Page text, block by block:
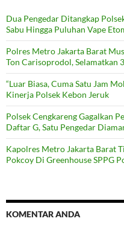
Dua Pengedar Ditangkap
Sabu Hingga Puluhan Vape
Polres Metro Jakarta Barat
Ton Carisoprodol, Selamatkan
“Luar Biasa, Cuma Satu Jam
Kinerja Polsek Kebon Jeruk
Polsek Cengkareng Gagalkan
Daftar G, Satu Pengedar
Kapolres Metro Jakarta Barat
Pokcoy Di Greenhouse SPPG
KOMENTAR ANDA